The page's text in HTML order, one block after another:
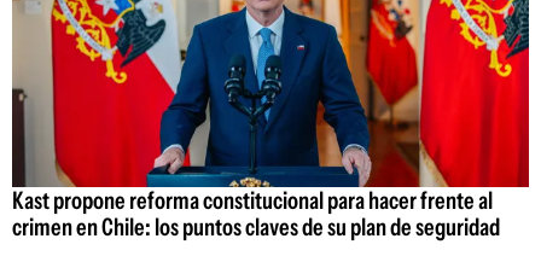
Kast propone reforma constitucional para hacer frente al
crimen en Chile: los puntos claves de su plan de seguridad